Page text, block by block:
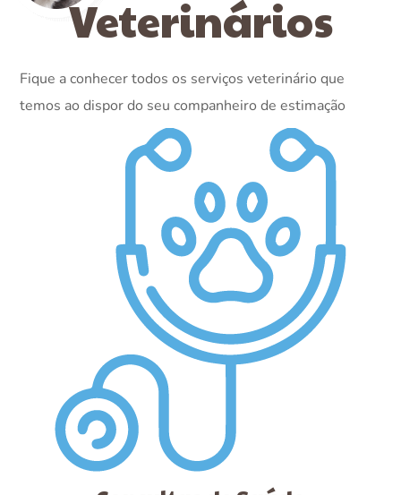
Veterinários
Fique a conhecer todos os serviços veterinário que
temos ao dispor do seu companheiro de estimação